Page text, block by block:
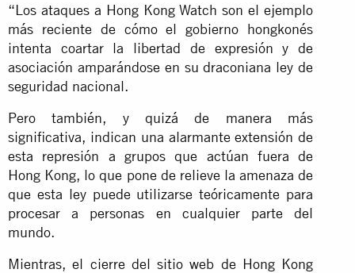
“Los ataques a Hong Kong Watch son el ejemplo
más reciente de cómo el gobierno hongkonés
intenta coartar la libertad de expresión y de
asociación amparándose en su draconiana ley de
seguridad nacional.
Pero también, y quizá de manera más
significativa, indican una alarmante extensión de
esta represión a grupos que actúan fuera de
Hong Kong, lo que pone de relieve la amenaza de
que esta ley puede utilizarse teóricamente para
procesar a personas en cualquier parte del
mundo.
Mientras, el cierre del sitio web de Hong Kong